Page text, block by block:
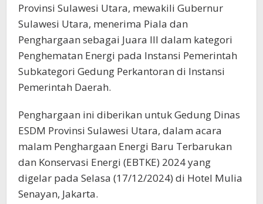
Provinsi Sulawesi Utara, mewakili Gubernur
Sulawesi Utara, menerima Piala dan
Penghargaan sebagai Juara III dalam kategori
Penghematan Energi pada Instansi Pemerintah
Subkategori Gedung Perkantoran di Instansi
Pemerintah Daerah.
Penghargaan ini diberikan untuk Gedung Dinas
ESDM Provinsi Sulawesi Utara, dalam acara
malam Penghargaan Energi Baru Terbarukan
dan Konservasi Energi (EBTKE) 2024 yang
digelar pada Selasa (17/12/2024) di Hotel Mulia
Senayan, Jakarta.